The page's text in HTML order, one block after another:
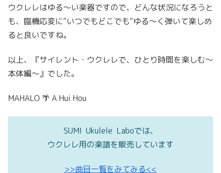
ウクレレはゆる〜い楽器ですので、どんな状況になろうと
も、臨機応変に“いつでもどこでも“ゆる〜く弾いて楽しめ
ると良いですね。
以上、『サイレント・ウクレレで、ひとり時間を楽しむ〜
本体編〜』でした。
MAHALO 🌴 A Hui Hou
SUMI Ukulele Laboでは、
ウクレレ用の楽譜を販売しています
>>曲目一覧をみてみる<<